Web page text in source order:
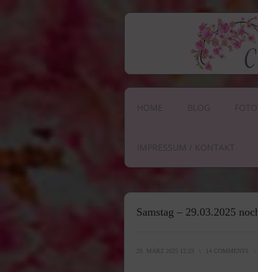
HOME BLOG
IMPRESSUM / KONTAKT
Samstag – 29.03.2025
29. MÄRZ 2025 12:23 14 COMMENTS